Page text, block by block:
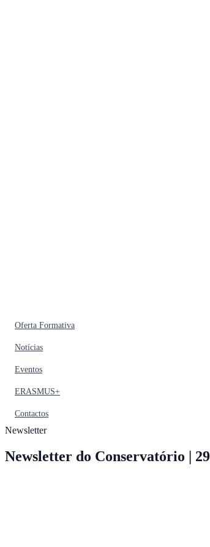
Oferta Formativa
Notícias
Eventos
ERASMUS+
Contactos
Newsletter
Newsletter do Conservatório |